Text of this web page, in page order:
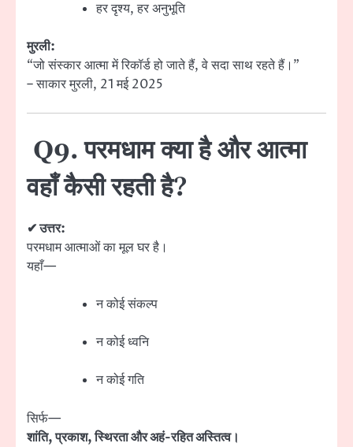
हर दृश्य, हर अनुभूति
मुरली:
“जो संस्कार आत्मा में रिकॉर्ड हो जाते हैं, वे सदा साथ रहते हैं।”
– साकार मुरली, 21 मई 2025
Q9. परमधाम क्या है और आत्मा
वहाँ कैसी रहती है?
✔ उत्तर:
परमधाम आत्माओं का मूल घर है।
यहाँ—
न कोई संकल्प
न कोई ध्वनि
न कोई गति
सिर्फ—
शांति, प्रकाश, स्थिरता और अहं-रहित अस्तित्व।